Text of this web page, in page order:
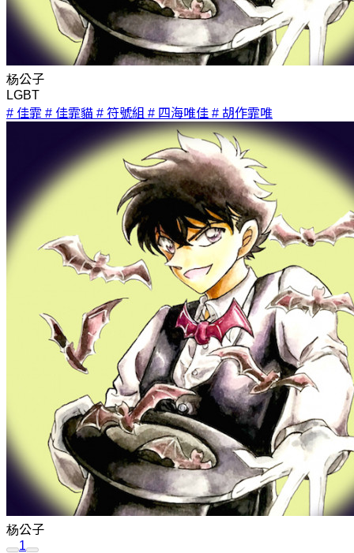
杨公子
LGBT
# 佳霏 # 佳霏貓 # 符號組 # 四海唯佳 # 胡作霏唯
杨公子
1